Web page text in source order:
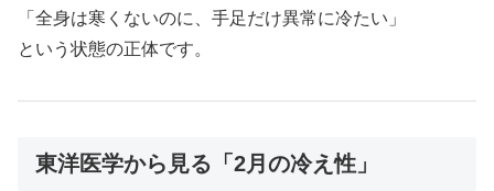
「全身は寒くないのに、手足だけ異常に冷たい」
という状態の正体です。
東洋医学から見る「2月の冷え性」